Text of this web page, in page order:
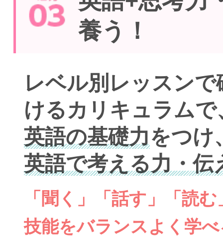
養う！
レベル別レッスン
けるカリキュラムで
英語の基礎力をつけ
英語で考える力・伝
「聞く」「話す」「読
技能をバランスよく学